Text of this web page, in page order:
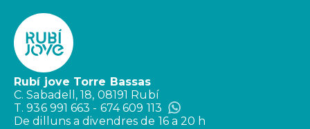
Rubí jove Torre Bassas
C. Sabadell, 18, 08191 Rubí
T. 936 991 663 - 674 609 113
De dilluns a divendres de 16 a 20 h